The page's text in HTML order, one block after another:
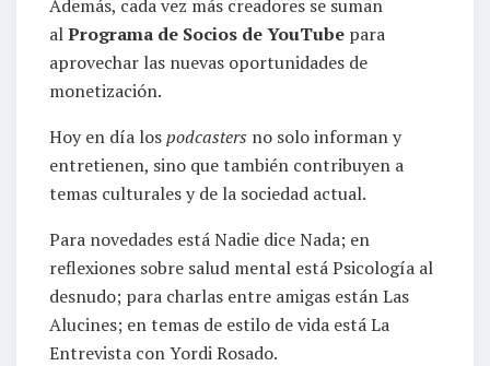
Además, cada vez más creadores se suman
alPrograma de Socios de YouTube para
aprovechar las nuevas oportunidades de
monetización.
Hoy en día lospodcasters no solo informan y
entretienen, sino que también contribuyen a
temas culturales y de la sociedad actual.
Para novedades está Nadie dice Nada; en
reflexiones sobre salud mental está Psicología al
desnudo; para charlas entre amigas están Las
Alucines; en temas de estilo de vida está La
Entrevista con Yordi Rosado.